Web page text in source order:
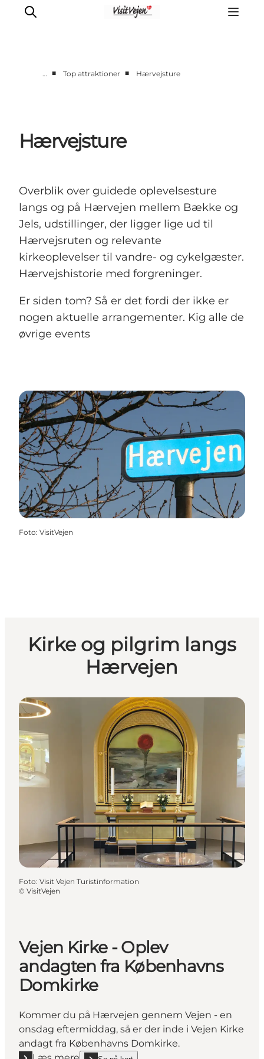
Natur
Se og oplev
Events
… ■ Top attraktioner ■ Hærvejsture
Hærvejsture
Overblik over guidede oplevelsesture
langs og på Hærvejen mellem Bække og
Jels, udstillinger, der ligger lige ud til
Hærvejsruten og relevante
kirkeoplevelser til vandre- og cykelgæster.
Hærvejshistorie med forgreninger.
Er siden tom? Så er det fordi der ikke er
nogen aktuelle arrangementer. Kig alle de
øvrige events
Foto: VisitVejen
Kirke og pilgrim langs
Hærvejen
Foto: Visit Vejen Turistinformation
© VisitVejen
Vejen Kirke - Oplev
andagten fra Københavns
Domkirke
Kommer du på Hærvejen gennem Vejen - en
onsdag eftermiddag, så er der inde i Vejen Kirke
andagt fra Københavns Domkirke.